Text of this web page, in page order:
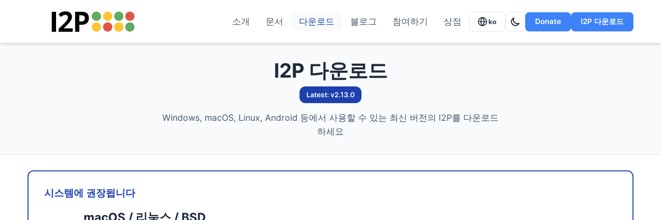
소개 문서 다운로드 블로그 참여하기 상점 ko Donate I2P 다운로드
I2P 다운로드
Latest: v2.13.0
Windows, macOS, Linux, Android 등에서 사용할 수 있는 최신 버전의 I2P를 다운로드
하세요
시스템에 권장됩니다